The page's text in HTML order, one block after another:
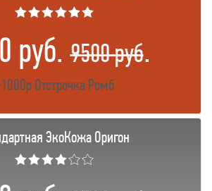
★★★★★★
руб.9500 руб.
Отстрочка Ромб
ЭкоКожа Оригон
★★★★☆☆